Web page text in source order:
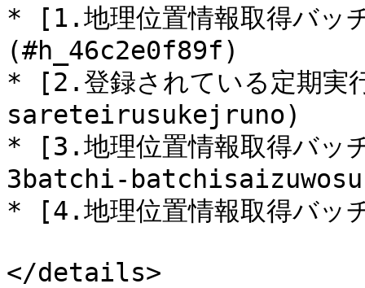
* [1.地理位置情報取得バッ
(#h_46c2e0f89f)
* [2.登録されている定期
sareteirusukejruno)
* [3.地理位置情報取得バ
3batchi-
* [4.地理位置情報取得バ
</details>